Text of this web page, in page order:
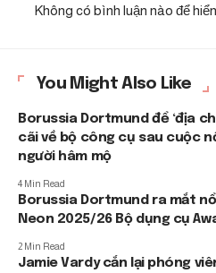
Không có bình luận nào để
You Might Also Like
Borussia Dortmund để ‘địa
cãi về bộ công cụ sau cuộc
người hâm mộ
4 Min Read
Borussia Dortmund ra mắt
Neon 2025/26 Bộ dụng cụ
2 Min Read
Jamie Vardy cắn lại phóng